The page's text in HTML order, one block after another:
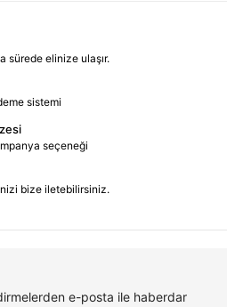
sürede elinize ulaşır.
sistemi
seçeneği
bize iletebilirsiniz.
e-posta ile haberdar